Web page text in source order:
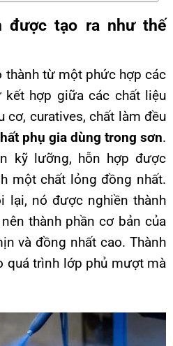
được tạo ra như thế
thành từ một phức hợp các
kết hợp giữa các chất liệu
cơ, curatives, chất làm đều
phụ gia dùng trong sơn.
kỹ lưỡng, hỗn hợp được
một chất lỏng đồng nhất.
lại, nó được nghiền thành
thành phần cơ bản của
và đồng nhất cao. Thành
quá trình lớp phủ mượt mà